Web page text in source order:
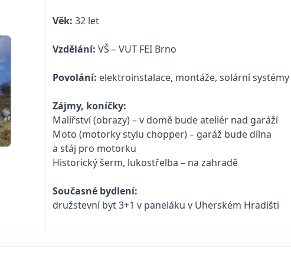
Věk: 32 let
Vzdělání: VŠ – VUT FEI Brno
Povolání: elektroinstalace, montáže, solární
Zájmy, koníčky:
Malířství (obrazy) – v domě bude ateliér nad garáží
Moto (motorky stylu chopper) – garáž bude dílna
a stáj pro motorku
Historický šerm, lukostřelba – na zahradě
Současné bydlení:
družstevní byt 3+1 v paneláku v Uherském Hradišti